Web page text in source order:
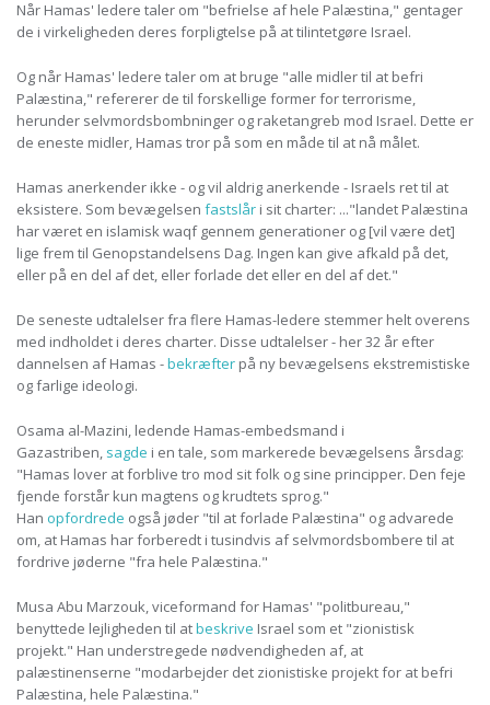
Når Hamas' ledere taler om "befrielse af hele Palæstina," gentager
de i virkeligheden deres forpligtelse på at tilintetgøre Israel.
Og når Hamas' ledere taler om at bruge "alle midler til at befri
Palæstina," refererer de til forskellige former for terrorisme,
herunder selvmordsbombninger og raketangreb mod Israel. Dette er
de eneste midler, Hamas tror på som en måde til at nå målet.
Hamas anerkender ikke - og vil aldrig anerkende - Israels ret til at
eksistere. Som bevægelsen fastslår i sit charter: ..."landet Palæstina
har været en islamisk waqf gennem generationer og [vil være det]
lige frem til Genopstandelsens Dag. Ingen kan give afkald på det,
eller på en del af det, eller forlade det eller en del af det."
De seneste udtalelser fra flere Hamas-ledere stemmer helt overens
med indholdet i deres charter. Disse udtalelser - her 32 år efter
dannelsen af Hamas -bekræfter på ny bevægelsens ekstremistiske
og farlige ideologi.
Osama al-Mazini, ledende Hamas-embedsmand i
Gazastriben, sagde i en tale, som markerede bevægelsens årsdag:
"Hamas lover at forblive tro mod sit folk og sine principper. Den feje
fjende forstår kun magtens og krudtets sprog."
Han opfordrede også jøder "til at forlade Palæstina" og advarede
om, at Hamas har forberedt i tusindvis af selvmordsbombere til at
fordrive jøderne "fra hele Palæstina."
Musa Abu Marzouk, viceformand for Hamas' "politbureau,"
benyttede lejligheden til atbeskrive Israel som et "zionistisk
projekt." Han understregede nødvendigheden af, at
palæstinenserne "modarbejder det zionistiske projekt for at befri
Palæstina, hele Palæstina."